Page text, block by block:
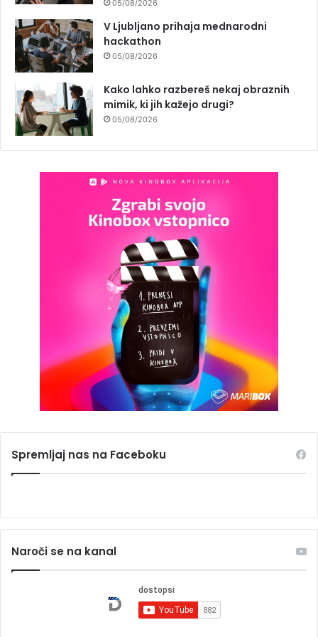
05/08/2026
V Ljubljano prihaja mednarodni
hackathon
05/08/2026
Kako lahko razbereš nekaj obraznih
mimik, ki jih kažejo drugi?
05/08/2026
Spremljaj nas na Faceboku
Naroči se na kanal